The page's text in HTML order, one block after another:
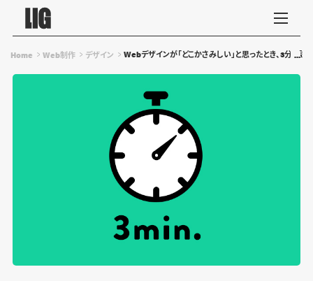
Home Web制作 デザイン Webデザインが「どこかさみしい」と思ったとき、3分で試